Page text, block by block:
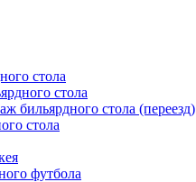
стола
стола
бильярдного стола (переезд)
стола
футбола